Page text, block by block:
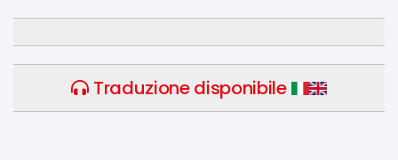
Traduzione disponibile